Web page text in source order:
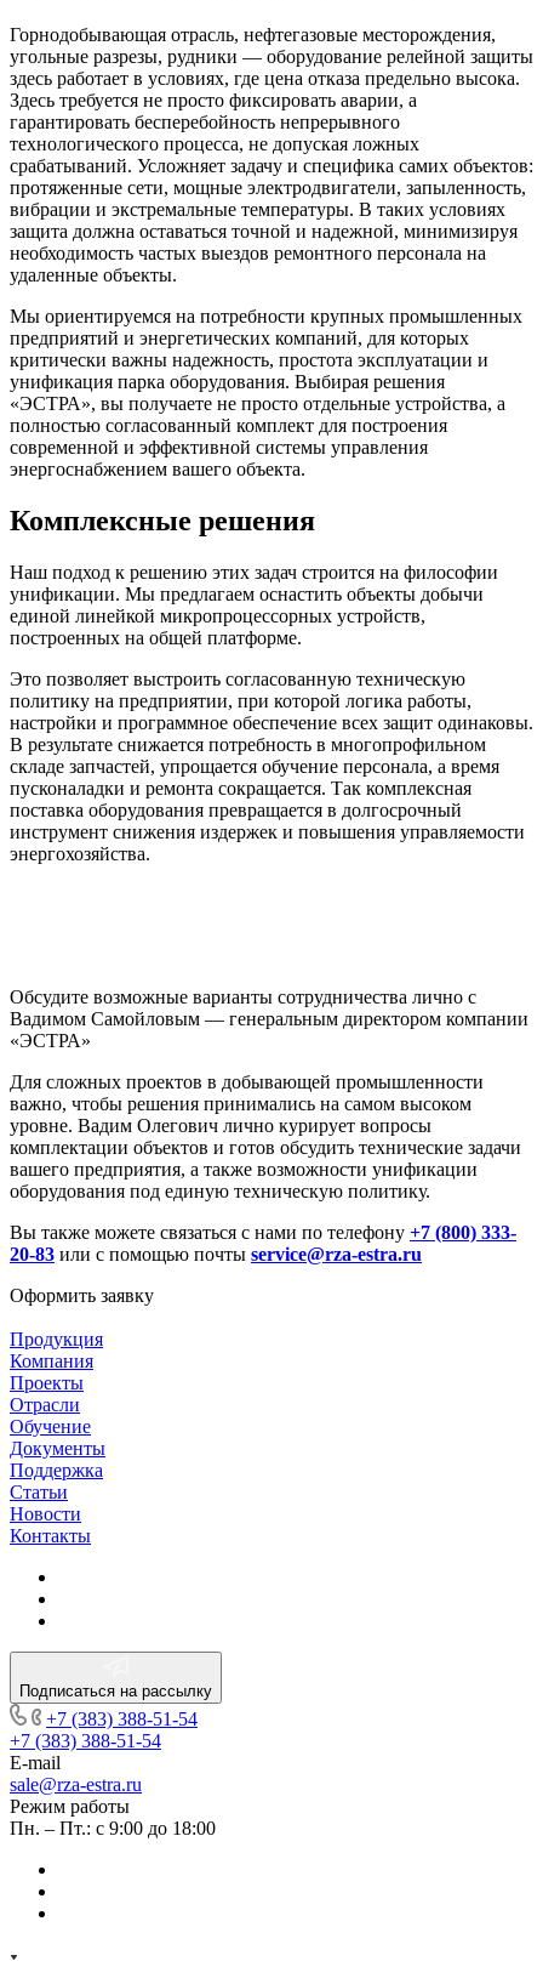
Горнодобывающая отрасль, нефтегазовые месторождения,
угольные разрезы, рудники — оборудование релейной защиты
здесь работает в условиях, где цена отказа предельно высока.
Здесь требуется не просто фиксировать аварии, а
гарантировать бесперебойность непрерывного
технологического процесса, не допуская ложных
срабатываний. Усложняет задачу и специфика самих объектов:
протяженные сети, мощные электродвигатели, запыленность,
вибрации и экстремальные температуры. В таких условиях
защита должна оставаться точной и надежной, минимизируя
необходимость частых выездов ремонтного персонала на
удаленные объекты.
Мы ориентируемся на потребности крупных промышленных
предприятий и энергетических компаний, для которых
критически важны надежность, простота эксплуатации и
унификация парка оборудования. Выбирая решения
«ЭСТРА», вы получаете не просто отдельные устройства, а
полностью согласованный комплект для построения
современной и эффективной системы управления
энергоснабжением вашего объекта.
Комплексные решения
Наш подход к решению этих задач строится на философии
унификации. Мы предлагаем оснастить объекты добычи
единой линейкой микропроцессорных устройств,
построенных на общей платформе.
Это позволяет выстроить согласованную техническую
политику на предприятии, при которой логика работы,
настройки и программное обеспечение всех защит одинаковы.
В результате снижается потребность в многопрофильном
складе запчастей, упрощается обучение персонала, а время
пусконаладки и ремонта сокращается. Так комплексная
поставка оборудования превращается в долгосрочный
инструмент снижения издержек и повышения управляемости
энергохозяйства.
Обсудите возможные варианты сотрудничества лично с
Вадимом Самойловым — генеральным директором компании
«ЭСТРА»
Для сложных проектов в добывающей промышленности
важно, чтобы решения принимались на самом высоком
уровне. Вадим Олегович лично курирует вопросы
комплектации объектов и готов обсудить технические задачи
вашего предприятия, а также возможности унификации
оборудования под единую техническую политику.
Вы также можете связаться с нами по телефону +7 (800) 333-
20-83 или с помощью почты service@rza-estra.ru
Оформить заявку
Продукция
Компания
Проекты
Отрасли
Обучение
Документы
Поддержка
Статьи
Новости
Контакты
Подписаться на рассылку
+7 (383) 388-51-54
+7 (383) 388-51-54
E-mail
sale@rza-estra.ru
Режим работы
Пн. – Пт.: с 9:00 до 18:00